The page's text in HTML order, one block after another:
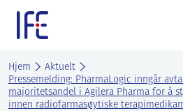
content
og tjenester
Hjem
Aktuelt
Pressemelding: PharmaLogic inngår
majoritetsandel i Agilera Pharma for å
innen radiofarmasøytiske